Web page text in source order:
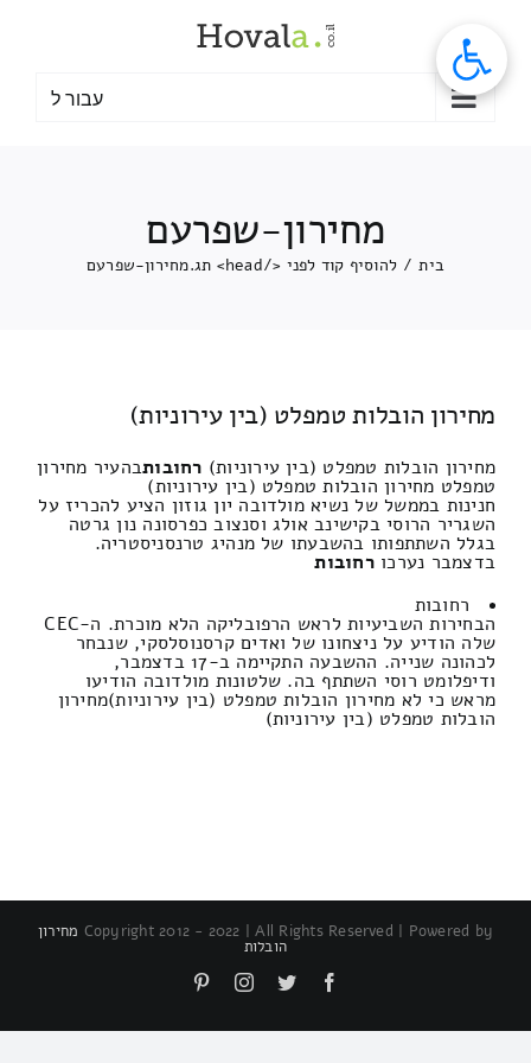
עבור ל
מחירון-שפרעם
בית / להוסיף קוד לפני </head> תג. מחירון-שפרעם
מחירון הובלות טמפלט (בין עירוניות)
מחירון הובלות טמפלט (בין עירוניות) רחובותבהעיר מחירון
טמפלט מחירון הובלות טמפלט (בין עירוניות)
חנינות בממשל של נשיא מולדובה יון גוזון הציע להכריז על
השגריר הרוסי בקישינב אולג וסנצוב כפרסונה נון גרטה
בגלל השתתפותו בהשבעתו של מנהיג טרנסניסטריה.
בדצמבר נערכורחובות
רחובות
הבחירות השביעיות לראש הרפובליקה הלא מוכרת. ה-CEC
שלה הודיע ​​על ניצחונו של ואדים קרסנוסלסקי, שנבחר
לכהונה שנייה. ההשבעה התקיימה ב-17 בדצמבר,
ודיפלומט רוסי השתתף בה. שלטונות מולדובה הודיעו
מראש כי לא מחירון הובלות טמפלט (בין עירוניות)מחירון
הובלות טמפלט (בין עירוניות)
Copyright 2012 - 2022 | All Rights Reserved | Powered by מחירון
הובלות
Facebook
Twitter
Instagram